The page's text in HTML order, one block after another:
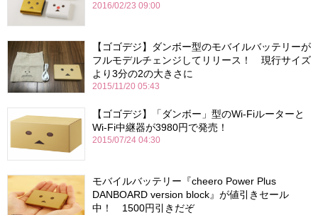
2016/02/23 09:00
【ゴゴデジ】ダンボー型のモバイルバッテリーが
フルモデルチェンジしてリリース！ 現行サイズ
より3分の2の大きさに
2015/11/20 05:43
【ゴゴデジ】「ダンボー」型のWi-Fiルーターと
Wi-Fi中継器が3980円で発売！
2015/07/24 04:30
モバイルバッテリー『cheero Power Plus
DANBOARD version block』が値引きセール
中！ 1500円引きだぞ